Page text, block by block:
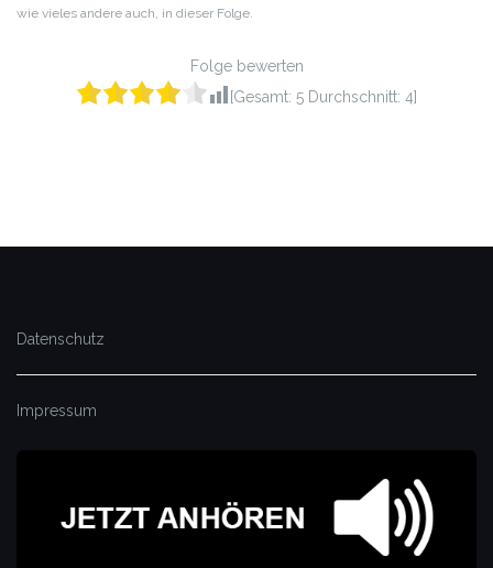
wie vieles andere auch, in dieser Folge.
Folge bewerten
[Gesamt: 5 Durchschnitt: 4]
Datenschutz
Impressum